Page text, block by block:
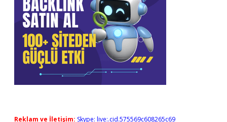
Reklam ve İletişim: Skype: live:.cid.575569c608265c69